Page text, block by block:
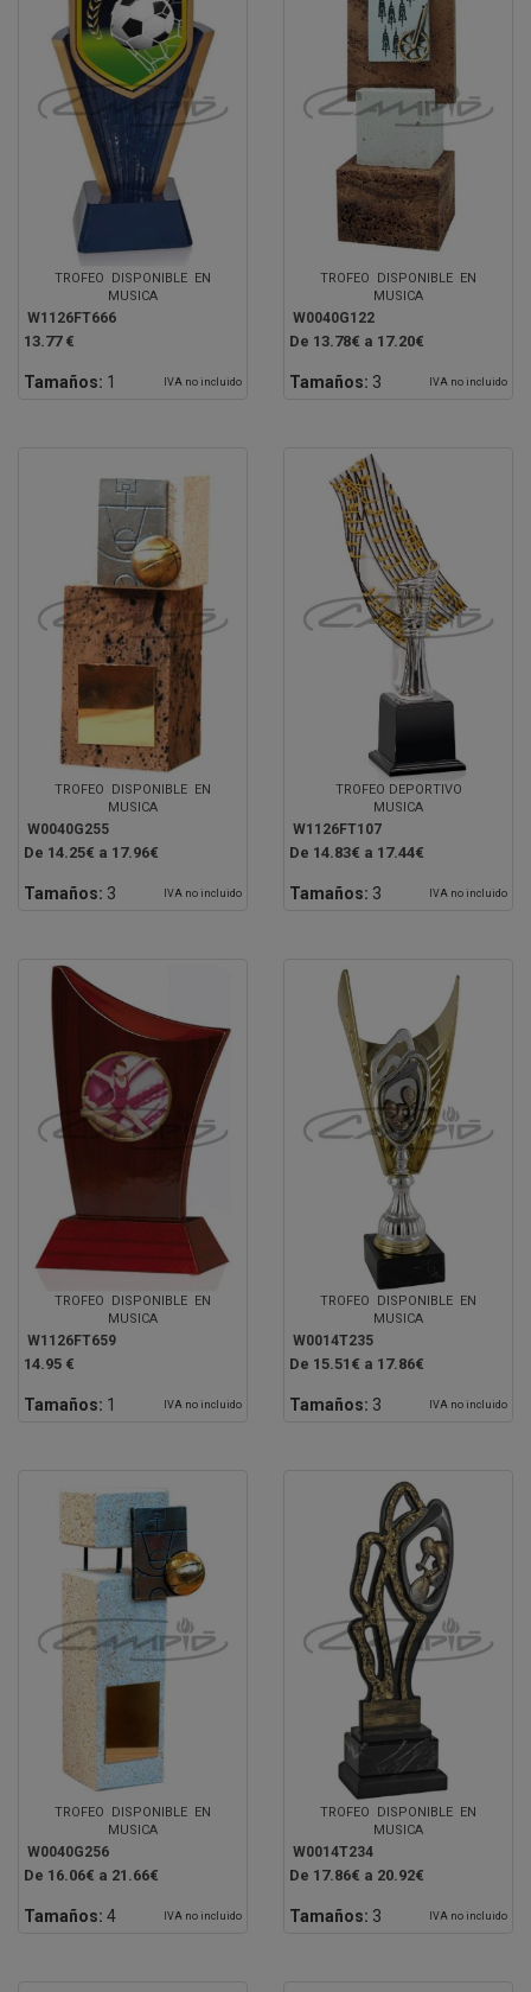
TROFEO DISPONIBLE EN
MUSICA
W1126FT666
13.77 €
Tamaños: 1 IVA no incluido
TROFEO DISPONIBLE EN
MUSICA
W0040G122
De 13.78€ a 17.20€
Tamaños: 3 IVA no incluido
TROFEO DISPONIBLE EN
MUSICA
W0040G255
De 14.25€ a 17.96€
Tamaños: 3 IVA no incluido
TROFEO DEPORTIVO
MUSICA
W1126FT107
De 14.83€ a 17.44€
Tamaños: 3 IVA no incluido
TROFEO DISPONIBLE EN
MUSICA
W1126FT659
14.95 €
Tamaños: 1 IVA no incluido
TROFEO DISPONIBLE EN
MUSICA
W0014T235
De 15.51€ a 17.86€
Tamaños: 3 IVA no incluido
TROFEO DISPONIBLE EN
MUSICA
W0040G256
De 16.06€ a 21.66€
Tamaños: 4 IVA no incluido
TROFEO DISPONIBLE EN
MUSICA
W0014T234
De 17.86€ a 20.92€
Tamaños: 3 IVA no incluido